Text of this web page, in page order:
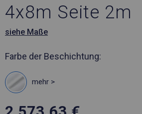
4x8m Seite 2m
siehe Maße
Farbe der Beschichtung:
mehr >